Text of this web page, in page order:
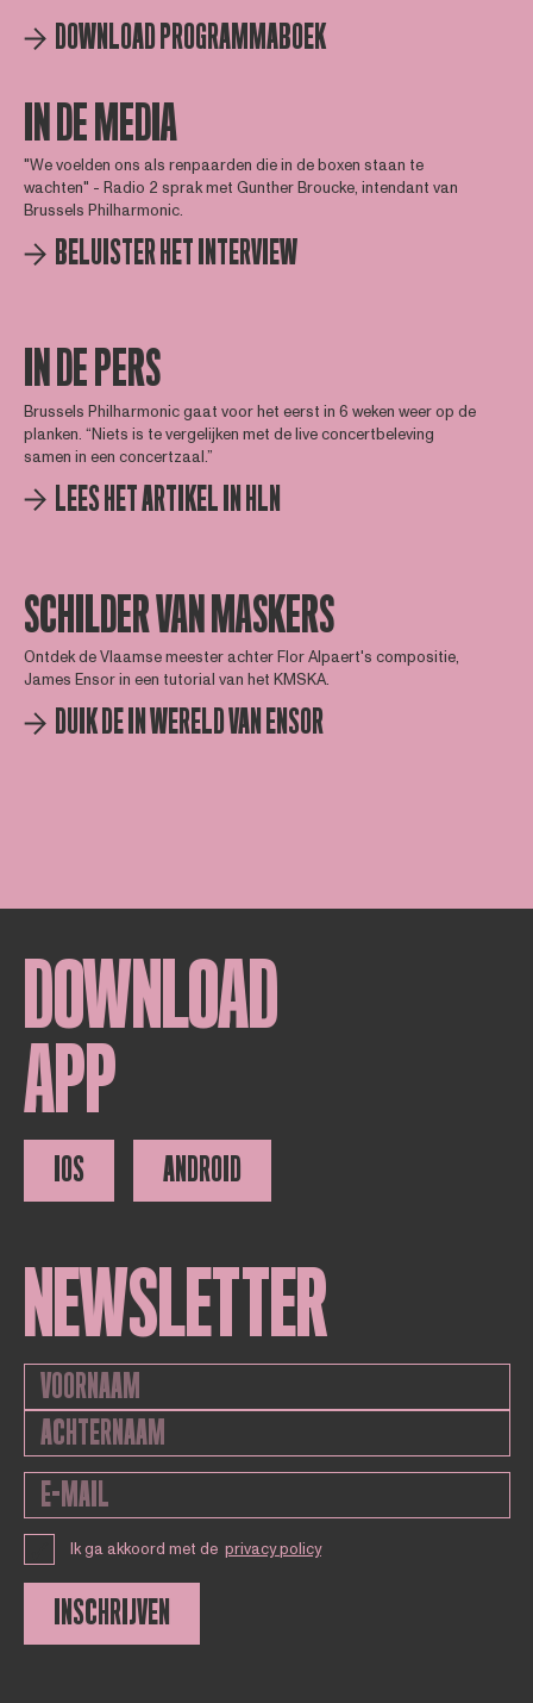
DOWNLOAD PROGRAMMABOEK
IN DE MEDIA
"We voelden ons als renpaarden die in de boxen staan te
wachten" - Radio 2 sprak met Gunther Broucke, intendant van
Brussels Philharmonic.
BELUISTER HET INTERVIEW
IN DE PERS
Brussels Philharmonic gaat voor het eerst in 6 weken weer op de
planken. “Niets is te vergelijken met de live concertbeleving
samen in een concertzaal.”
LEES HET ARTIKEL IN HLN
SCHILDER VAN MASKERS
Ontdek de Vlaamse meester achter Flor Alpaert's compositie,
James Ensor in een tutorial van het KMSKA.
DUIK DE IN WERELD VAN ENSOR
DOWNLOAD
APP
IOS ANDROID
NEWSLETTER
Ik ga akkoord met de privacy policy
INSCHRIJVEN